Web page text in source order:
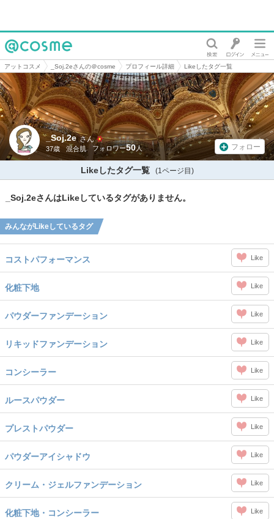
@cosme
アットコスメ _Soj.2eさんの＠cosme プロフィール詳細 Likeしたタグ一覧
_Soj.2e さん
37歳 混合肌 50 フォロー
Likeしたタグ一覧 (1ページ目)
_Soj.2eさんはLikeしているタグがありません。
みんながLikeしているタグ
コストパフォーマンス Like
化粧下地 Like
パウダーファンデーション Like
リキッドファンデーション Like
コンシーラー Like
ルースパウダー Like
プレストパウダー Like
パウダーアイシャドウ Like
クリーム・ジェルファンデーション Like
化粧下地・コンシーラー Like